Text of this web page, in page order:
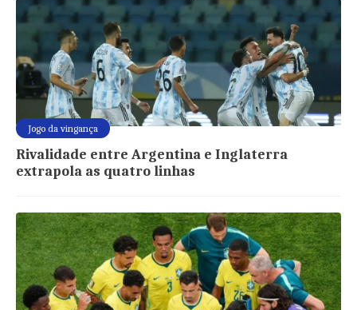
Jogo da vingança
Rivalidade entre Argentina e Inglaterra
extrapola as quatro linhas